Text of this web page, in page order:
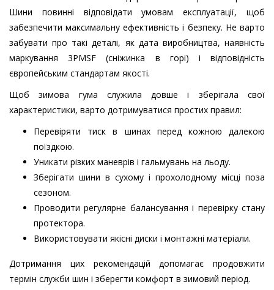
Шини повинні відповідати умовам експлуатації, щоб
забезпечити максимальну ефективність і безпеку. Не варто
забувати про такі деталі, як дата виробництва, наявність
маркування 3PMSF (сніжинка в горі) і відповідність
європейським стандартам якості.
Щоб зимова гума служила довше і зберігала свої
характеристики, варто дотримуватися простих правил:
Перевіряти тиск в шинах перед кожною далекою
поїздкою.
Уникати різких маневрів і гальмувань на льоду.
Зберігати шини в сухому і прохолодному місці поза
сезоном.
Проводити регулярне балансування і перевірку стану
протектора.
Використовувати якісні диски і монтажні матеріали.
Дотримання цих рекомендацій допомагає продовжити
термін служби шин і зберегти комфорт в зимовий період.